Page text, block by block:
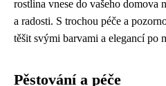
rostlina vnese do vašeho domova
a radosti. S trochou péče a
těšit svými barvami a elegancí po
Pěstování a péče